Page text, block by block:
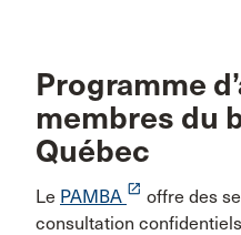
Programme
membres du
Québec
Le PAMBA launch offre des
consultation